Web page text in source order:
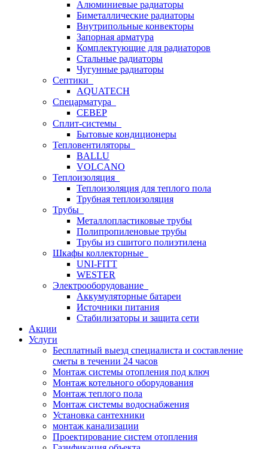
Алюминиевые радиаторы
Биметаллические радиаторы
Внутрипольные конвекторы
Запорная арматура
Комплектующие для радиаторов
Стальные радиаторы
Чугунные радиаторы
Септики
AQUATECH
Спецарматура
СЕВЕР
Сплит-системы
Бытовые кондиционеры
Тепловентиляторы
BALLU
VOLCANO
Теплоизоляция
Теплоизоляция для теплого пола
Трубная теплоизоляция
Трубы
Металлопластиковые трубы
Полипропиленовые трубы
Трубы из сшитого полиэтилена
Шкафы коллекторные
UNI-FITT
WESTER
Электрооборудование
Аккумуляторные батареи
Источники питания
Стабилизаторы и защита сети
Акции
Услуги
Бесплатный выезд специалиста и составление
сметы в течении 24 часов
Монтаж системы отопления под ключ
Монтаж котельного оборудования
Монтаж теплого пола
Монтаж системы водоснабжения
Установка сантехники
монтаж канализации
Проектирование систем отопления